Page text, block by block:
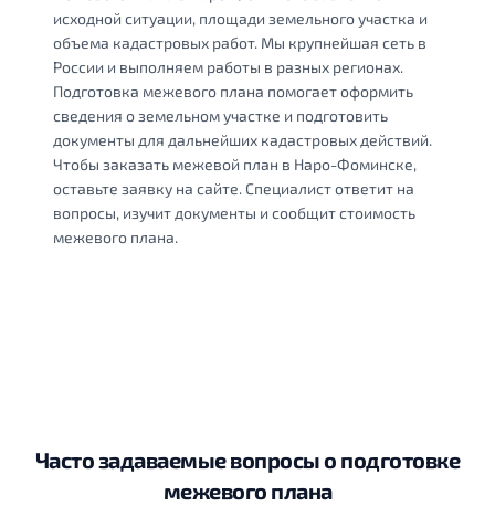
исходной ситуации, площади земельного участка и
объема кадастровых работ. Мы крупнейшая сеть в
России и выполняем работы в разных регионах.
Подготовка межевого плана помогает оформить
сведения о земельном участке и подготовить
документы для дальнейших кадастровых действий.
Чтобы заказать межевой план в Наро-Фоминске,
оставьте заявку на сайте. Специалист ответит на
вопросы, изучит документы и сообщит стоимость
межевого плана.
Часто задаваемые вопросы о подготовке
межевого плана